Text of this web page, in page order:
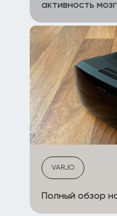
активность
VARJO
Полный обзор